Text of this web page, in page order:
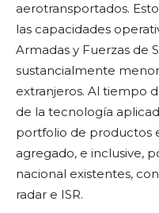
aerotransportados.
las capacidades
Armadas y Fuerzas de
sustancialmente
extranjeros. Al tiempo
de la tecnología
portfolio de productos
agregado, e inclusive,
nacional existentes,
radar e ISR.